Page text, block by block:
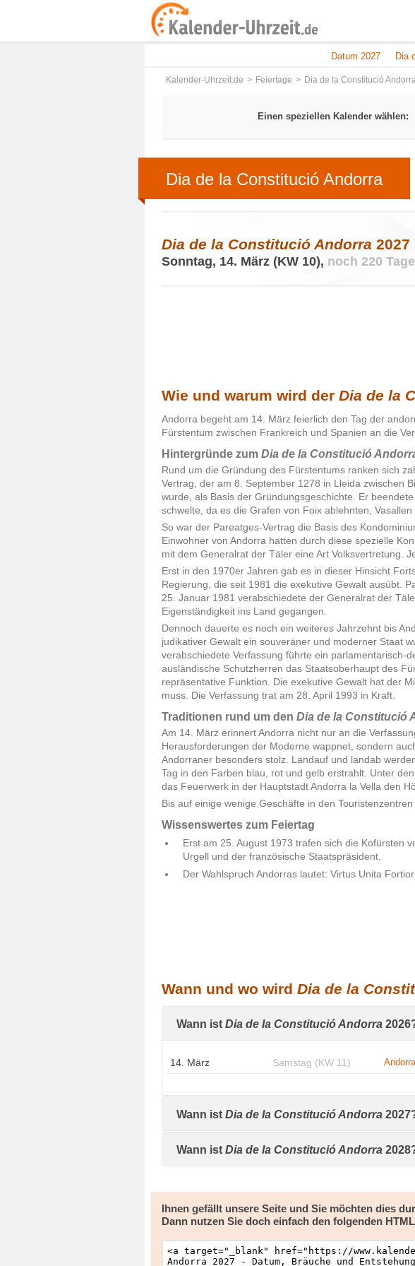
Datum 2027 Dia
Kalender-Uhrzeit.de Feiertage Dia de la Constitució
Einen speziellen Kalender wählen:
Dia de la Constitució Andorra
Dia de la Constitució Andorra 2027
Sonntag, 14. März (KW 10), noch 220 Tage
Wie und warum wird der Dia de la
Andorra begeht am 14. März feierlich den Tag der
Fürstentum zwischen Frankreich und Spanien an die
Hintergründe zum Dia de la Constitució
Rund um die Gründung des Fürstentums ranken sich
Vertrag, der am 8. September 1278 in Lleida zwischen
wurde, als Basis der Gründungsgeschichte. Er
schwelte, da es die Grafen von Foix ablehnten,
So war der Pareatges-Vertrag die Basis des
Einwohner von Andorra hatten durch diese spezielle
mit dem Generalrat der Täler eine Art Volksvertretung.
Erst in den 1970er Jahren gab es in dieser Hinsicht
Regierung, die seit 1981 die exekutive Gewalt ausübt.
25. Januar 1981 verabschiedete der Generalrat der
Eigenständigkeit ins Land gegangen.
Dennoch dauerte es noch ein weiteres Jahrzehnt bis
judikativer Gewalt ein souveräner und moderner Staat
verabschiedete Verfassung führte ein parlamentarisch-
ausländische Schutzherren das Staatsoberhaupt des
repräsentative Funktion. Die exekutive Gewalt hat der
muss. Die Verfassung trat am 28. April 1993 in Kraft.
Traditionen rund um den Dia de la Constitució
Am 14. März erinnert Andorra nicht nur an die
Herausforderungen der Moderne wappnet, sondern
Andorraner besonders stolz. Landauf und landab
Tag in den Farben blau, rot und gelb erstrahlt. Unter
das Feuerwerk in der Hauptstadt Andorra la Vella den
Bis auf einige wenige Geschäfte in den
Wissenswertes zum Feiertag
Erst am 25. August 1973 trafen sich die Kofürsten
Urgell und der französische Staatspräsident.
Der Wahlspruch Andorras lautet: Virtus Unita
Wann und wo wird Dia de la
Wann ist Dia de la Constitució Andorra
14. März Samstag (KW 11) Andorra
Wann ist Dia de la Constitució Andorra
Wann ist Dia de la Constitució Andorra
Ihnen gefällt unsere Seite und Sie möchten dies
Dann nutzen Sie doch einfach den folgenden